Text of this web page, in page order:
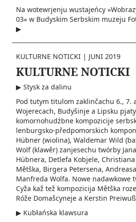
Na wotewrjenju wustajeńcy
03«
▶
KULTURNE NOTICKI | JUNI 2019
KULTURNE NOTICKI
▶ Stysk za dalinu
Pod tutym titulom zaklinčachu 6., 7.
Wojerecach, Budyšinje a Lipsku
komornohudźbne kompozicije
lenburgsko-před­pomorskich
Hübner (wiolina), Waldemar Wild
Wolf (klawěr) zanjesechu twórby
Hübnera, Detlefa Kobjele, Christiana
Mětška, Birgera Petersena,
Manfreda Wolfa. Nowe nadaw­kowe
Cyža kaž tež kompozicija Mětška
Róže Domašcyneje a Kerstin
▶ Kubłańska klawsura